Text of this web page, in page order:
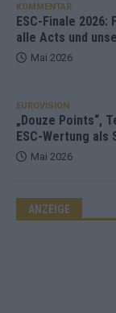
KOMMENTAR
ESC-Finale
alle Acts und
Mai 2026
EUROVISION
„Douze Points“,
ESC-Wertung
Mai 2026
ANZEIGE